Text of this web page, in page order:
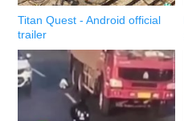
Titan Quest - Android official
trailer